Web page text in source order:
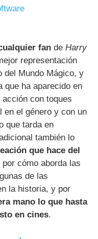
fan deHarry
representación
del Mundo Mágico, y
que ha aparecido en
con toques
en el género y con un
que tarda en
también lo
que hace del
por cómo aborda las
de las
la historia, y por
mano lo que hasta
en cines.